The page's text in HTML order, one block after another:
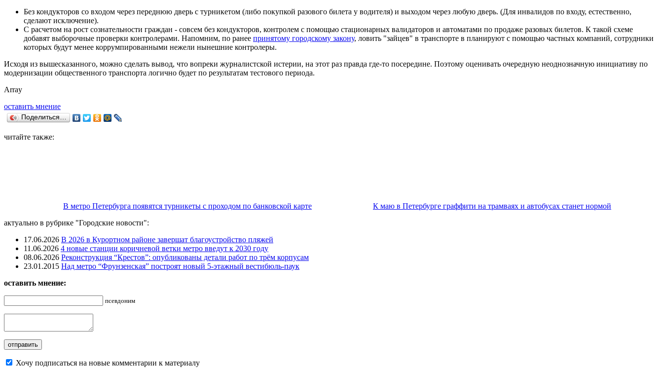
Без кондукторов со входом через переднюю дверь с турникетом (либо покупкой разового билета у водителя) и выходом через любую дверь. (Для инвалидов по входу, естественно,
сделают исключение).
С расчетом на рост сознательности граждан - совсем без кондукторов, контролем с помощью стационарных валидаторов и автоматами по продаже разовых билетов. К такой схеме
добавят выборочные проверки контролерами. Напомним, по ранее принятому городскому закону, ловить "зайцев" в транспорте в планируют с помощью частных компаний, сотрудники
которых будут менее коррумпированными нежели нынешние контролеры.
Исходя из вышесказанного, можно сделать вывод, что вопреки журналистской истерии, на этот раз правда где-то посередине. Поэтому оценивать очередную неоднозначную инициативу по
модернизации общественного транспорта логично будет по результатам тестового периода.
Array
оставить мнение
Поделиться…
читайте также:
В метро Петербурга появятся турникеты с проходом по банковской карте
К маю в Петербурге граффити на трамваях и автобусах станет нормой
актуально в рубрике "Городские новости":
17.06.2026 В 2026 в Курортном районе завершат благоустройство пляжей
11.06.2026 4 новые станции коричневой ветки метро введут к 2030 году
08.06.2026 Реконструкция “Крестов”: опубликованы детали работ по трём корпусам
23.01.2015 Над метро “Фрунзенская” построят новый 5-этажный вестибюль-паук
оставить мнение:
псевдоним
Хочу подписаться на новые комментарии к материалу